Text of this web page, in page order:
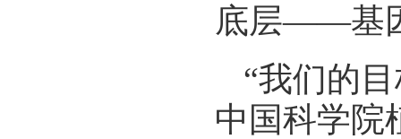
底层——基
“我们的
中国科学院